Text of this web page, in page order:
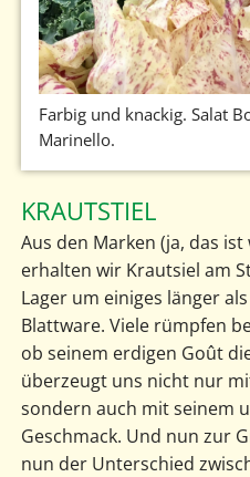
Farbig und knackig. Salat
Marinello.
KRAUTSTIEL
Aus den Marken (ja, das
erhalten wir Krautsiel am
Lager um einiges länger
Blattware. Viele rümpfen
ob seinem erdigen Goût
überzeugt uns nicht nur
sondern auch mit seinem
Geschmack. Und nun zur
nun der Unterschied